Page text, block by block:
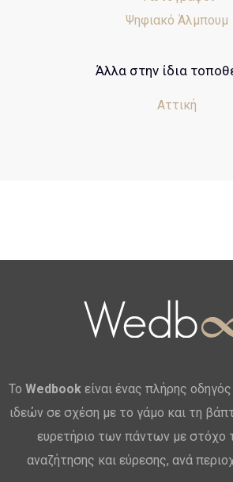
Ψηφιακό Άλμπουμ
Άλλα στην ίδια
Αττική
Το Wedbook είναι ένας πλήρης
ιδεών σε σχέση με το γάμο και τη
ευρετήριο των πάντων με στόχο
αναζήτησης και εύρεσης, ανά